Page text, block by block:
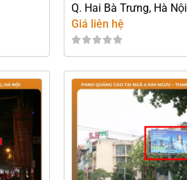
Q. Hai Bà Trưng, Hà Nội
Giá liên hệ